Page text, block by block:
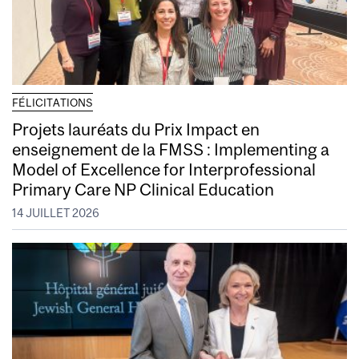
FÉLICITATIONS
Projets lauréats du Prix Impact en
enseignement de la FMSS : Implementing a
Model of Excellence for Interprofessional
Primary Care NP Clinical Education
14 JUILLET 2026